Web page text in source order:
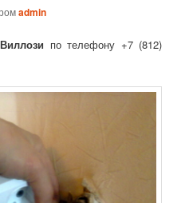
admin
по телефону +7 (812)